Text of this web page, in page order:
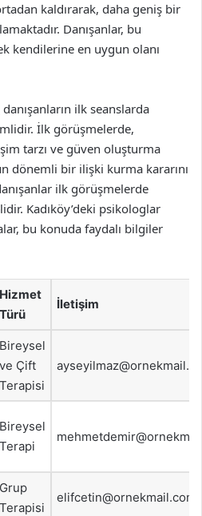
kaldırarak, daha geniş bir
Danışanlar, bu
kendilerine en uygun olanı
ilk seanslarda
İlk görüşmelerde,
tarzı ve güven oluşturma
dönemli bir ilişki kurma kararını
ilk görüşmelerde
Kadıköy’deki psikologlar
bu konuda faydalı bilgiler
Hizmet
Türü
İletişim
Bireysel
ve Çift
Terapisi
Bireysel
Terapi
Grup
Terapisi
elifcetin@ornekmail.com